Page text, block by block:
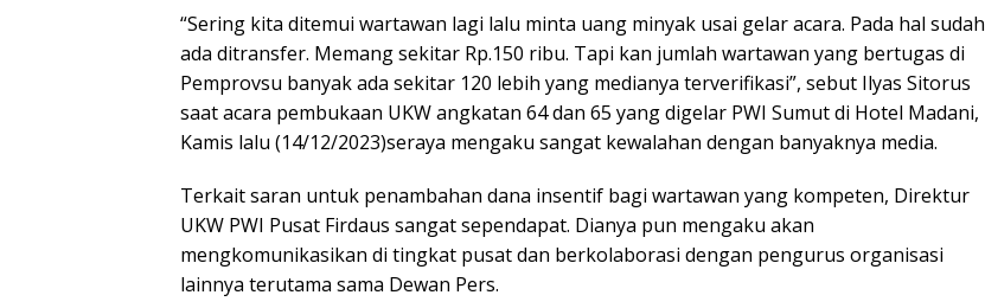
“Sering kita ditemui wartawan lagi lalu minta uang minyak usai gelar acara. Pada hal sudah
ada ditransfer. Memang sekitar Rp.150 ribu. Tapi kan jumlah wartawan yang bertugas di
Pemprovsu banyak ada sekitar 120 lebih yang medianya terverifikasi”, sebut Ilyas Sitorus
saat acara pembukaan UKW angkatan 64 dan 65 yang digelar PWI Sumut di Hotel Madani,
Kamis lalu (14/12/2023)seraya mengaku sangat kewalahan dengan banyaknya media.
Terkait saran untuk penambahan dana insentif bagi wartawan yang kompeten, Direktur
UKW PWI Pusat Firdaus sangat sependapat. Dianya pun mengaku akan
mengkomunikasikan di tingkat pusat dan berkolaborasi dengan pengurus organisasi
lainnya terutama sama Dewan Pers.